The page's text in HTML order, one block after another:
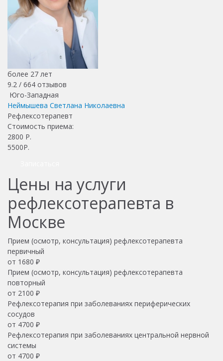
более 27 лет
9.2 / 664 отзывов
Юго-Западная
Неймышева Светлана Николаевна
Рефлексотерапевт
Стоимость приема:
2800 Р.
5500Р.
Цены на услуги
рефлексотерапевта в
Москве
Прием (осмотр, консультация) рефлексотерапевта
первичный
от 1680 ₽
Прием (осмотр, консультация) рефлексотерапевта
повторный
от 2100 ₽
Рефлексотерапия при заболеваниях периферических
сосудов
от 4700 ₽
Рефлексотерапия при заболеваниях центральной нервной
системы
от 4700 ₽